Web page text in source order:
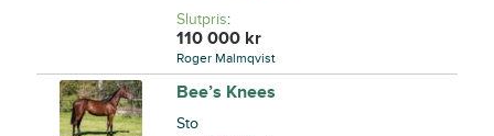
Slutpris:
110 000 kr
Roger Malmqvist
Bee’s Knees
Sto